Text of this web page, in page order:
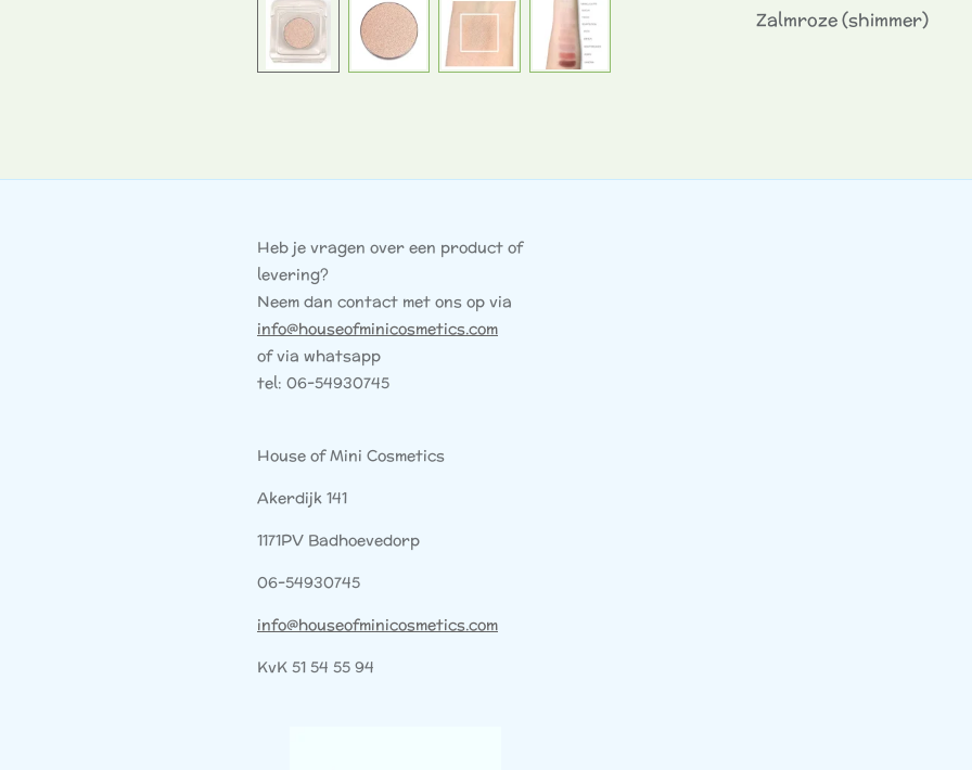
Zalmroze (shimmer)
Heb je vragen over een product of
levering?
Neem dan contact met ons op via
info@houseofminicosmetics.com
of via whatsapp
tel: 06-54930745
House of Mini Cosmetics
Akerdijk 141
1171PV Badhoevedorp
06-54930745
info@houseofminicosmetics.com
KvK 51 54 55 94